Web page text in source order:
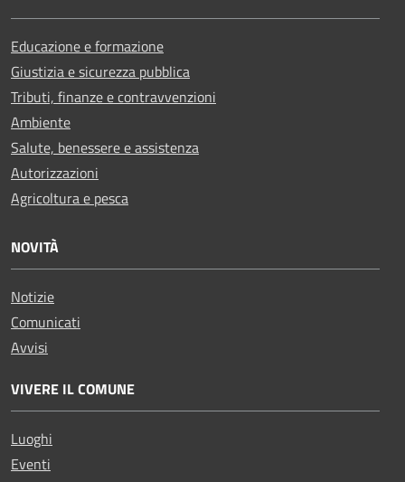
Educazione e formazione
Giustizia e sicurezza pubblica
Tributi, finanze e contravvenzioni
Ambiente
Salute, benessere e assistenza
Autorizzazioni
Agricoltura e pesca
NOVITÀ
Notizie
Comunicati
Avvisi
VIVERE IL COMUNE
Luoghi
Eventi